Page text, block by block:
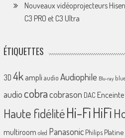
Nouveaux vidéoprojecteurs
C3 PRO et C3 Ultra
ÉTIQUETTES
3D 4k ampliaudio Audiophile Blu-ray
audio cobracobrason DAC Enceinte
Haute fidélitéHi-FiHiFi
multiroom oled Panasonic Philips